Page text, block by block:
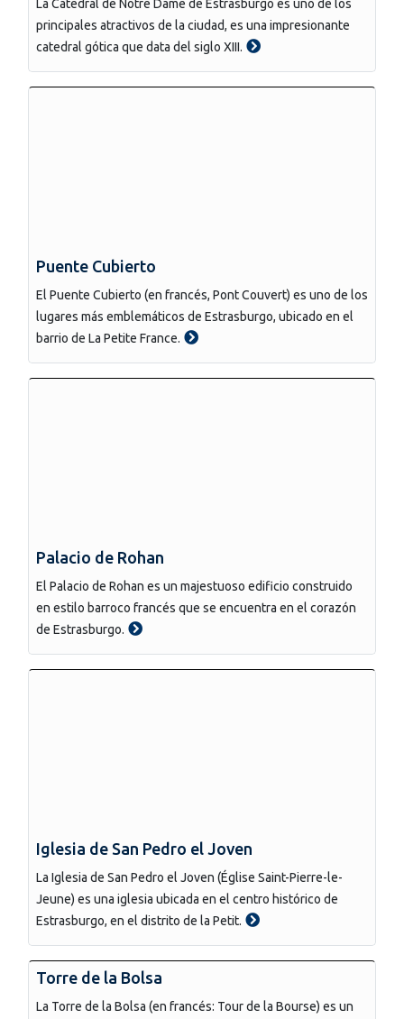
La Catedral de Notre Dame de Estrasburgo es uno de los
principales atractivos de la ciudad, es una impresionante
catedral gótica que data del siglo XIII.
Puente Cubierto
El Puente Cubierto (en francés, Pont Couvert) es uno de los
lugares más emblemáticos de Estrasburgo, ubicado en el
barrio de La Petite France.
Palacio de Rohan
El Palacio de Rohan es un majestuoso edificio construido
en estilo barroco francés que se encuentra en el corazón
de Estrasburgo.
Iglesia de San Pedro el Joven
La Iglesia de San Pedro el Joven (Église Saint-Pierre-le-
Jeune) es una iglesia ubicada en el centro histórico de
Estrasburgo, en el distrito de la Petit.
Torre de la Bolsa
La Torre de la Bolsa (en francés: Tour de la Bourse) es un